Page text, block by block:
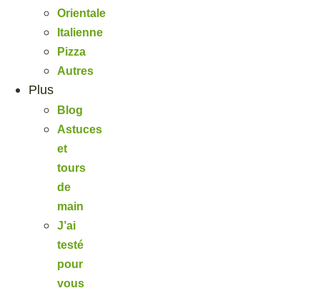
Orientale
Italienne
Pizza
Autres
Plus
Blog
Astuces
et
tours
de
main
J’ai
testé
pour
vous